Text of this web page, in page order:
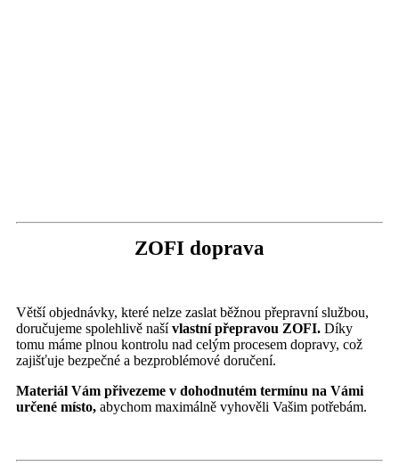
ZOFI doprava
Větší objednávky, které nelze zaslat běžnou přepravní službou,
doručujeme spolehlivě našívlastní přepravou ZOFI. Díky
tomu máme plnou kontrolu nad celým procesem dopravy, což
zajišťuje bezpečné a bezproblémové doručení.
Materiál Vám přivezeme v dohodnutém termínu na Vámi
určené místo, abychom maximálně vyhověli Vašim potřebám.